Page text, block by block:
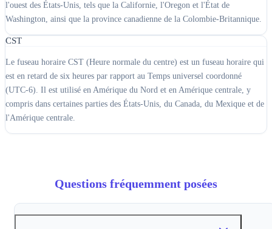
l'ouest des États-Unis, tels que la Californie, l'Oregon et l'État de
Washington, ainsi que la province canadienne de la Colombie-Britannique.
CST
Le fuseau horaire CST (Heure normale du centre) est un fuseau horaire qui
est en retard de six heures par rapport au Temps universel coordonné
(UTC-6). Il est utilisé en Amérique du Nord et en Amérique centrale, y
compris dans certaines parties des États-Unis, du Canada, du Mexique et de
l'Amérique centrale.
Questions fréquemment posées